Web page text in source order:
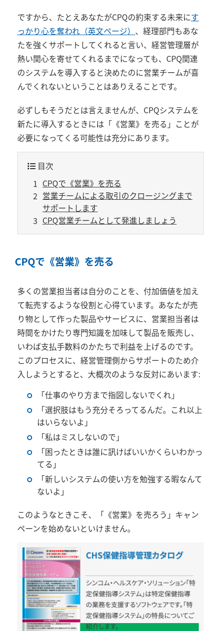
ですから、たとえあなたがCPQの約束する未来にす
っかり心を奪われ（英文ページ） 、経理部門もあな
たを強くサポートしてくれると言い、経営管理層が
熱い関心を寄せてくれるまでになっても、CPQ関連
のシステムを導入すると決めたのに営業チームが喜
んでくれないということはありえることです。
必ずしもそうだとは言えませんが、CPQシステムを
新たに導入するときには「《営業》を売る」ことが
必要になってくる可能性は充分にあります。
目次
CPQで《営業》を売る
営業チームによる取引のクロージングまで
サポートします
CPQ営業チームとして発進しましょう
CPQで《営業》を売る
多くの営業担当者は自分のことを、付加価値を加え
て転売するような役割と心得ています。あなたが売
り物として作った製品やサービスに、営業担当者は
時間をかけたり専門知識を加味して製品を販売し、
いわば支払手数料のかたちで利益を上げるのです。
このプロセスに、経営管理側からサポートのため介
入しようとすると、大概次のような反対にあいます:
「仕事のやり方まで指図しないでくれ」
「選択肢はもう充分そろってるんだ。これ以上
はいらないよ」
「私はミスしないので」
「困ったときは誰に訊けばいいかくらいわかっ
てる」
「新しいシステムの使い方を勉強する暇なんて
ないよ」
このようなときこそ、「《営業》を売ろう」キャン
ペーンを始めないといけません。